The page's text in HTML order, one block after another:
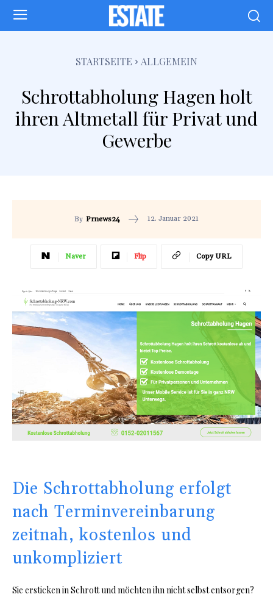
STARTSEITE ALLGEMEIN
Schrottabholung Hagen holt
ihren Altmetall für Privat und
Gewerbe
By Prnews24 12. Januar 2021
Naver Flip Copy URL
Die Schrottabholung erfolgt
nach Terminvereinbarung
zeitnah, kostenlos und
unkompliziert
Sie ersticken in Schrott und möchten ihn nicht selbst entsorgen?